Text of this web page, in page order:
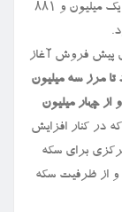
هزار تومان فروخته شده است. همینطور نیم سکه یک میلیون و ۸۸۱
پیش فروش آغاز
مرز سه میلیون
از چهار میلیون
در کنار افزایش
برای سکه
و از ظرفیت سکه